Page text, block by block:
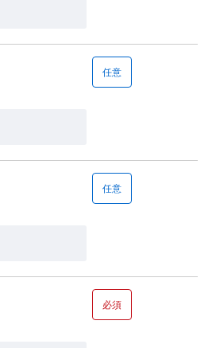
任意
任意
必須